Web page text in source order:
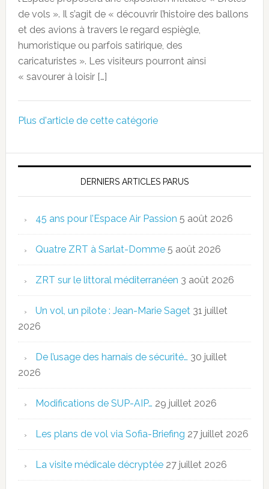
de vols ». Il s’agit de « découvrir l’histoire des ballons
et des avions à travers le regard espiègle,
humoristique ou parfois satirique, des
caricaturistes ». Les visiteurs pourront ainsi
« savourer à loisir […]
Plus d'article de cette catégorie
DERNIERS ARTICLES PARUS
45 ans pour l’Espace Air Passion 5 août 2026
Quatre ZRT à Sarlat-Domme 5 août 2026
ZRT sur le littoral méditerranéen 3 août 2026
Un vol, un pilote : Jean-Marie Saget 31 juillet
2026
De l’usage des harnais de sécurité… 30 juillet
2026
Modifications de SUP-AIP… 29 juillet 2026
Les plans de vol via Sofia-Briefing 27 juillet 2026
La visite médicale décryptée 27 juillet 2026